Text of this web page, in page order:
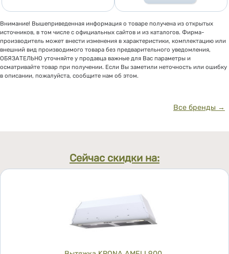
Внимание! Вышеприведенная информация о товаре получена из открытых
источников, в том числе с официальных сайтов и из каталогов. Фирма-
производитель может внести изменения в характеристики, комплектацию или
внешний вид производимого товара без предварительного уведомления,
ОБЯЗАТЕЛЬНО уточняйте у продавца важные для Вас параметры и
осматривайте товар при получении. Если Вы заметили неточность или ошибку
в описании, пожалуйста, сообщите нам об этом.
Все бренды →
Сейчас скидки на: